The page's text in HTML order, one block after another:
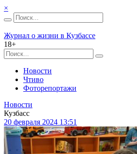
×
Журнал о жизни в Кузбассе
18+
Новости
Чтиво
Фоторепортажи
Новости
Кузбасс
20 февраля 2024 13:51